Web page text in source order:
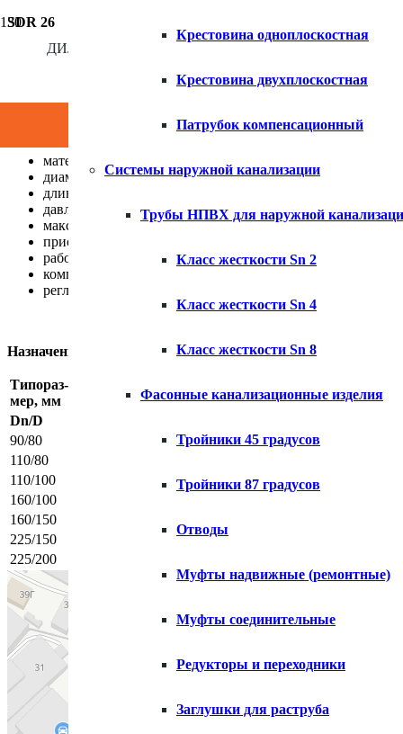
ДИЛЕР КОМПАНИИ ХЕМКОР
Крестовина одноплоскостная
Крестовина двухплоскостная
Патрубок компенсационный
Системы наружной канализации
Трубы НПВХ для наружной
Класс жесткости Sn 2
Класс жесткости Sn 4
Класс жесткости Sn 8
Фасонные канализационные изделия
Тройники 45 градусов
Тройники 87 градусов
Отводы
Муфты надвижные (ремонтные)
Муфты соединительные
Редукторы и переходники
Заглушки для раструба
SDR 26
Рабочее давление МОР 1,0 МПа
Возможно, имелся в виду
материал: НПВХ (непластифицированный
диаметр Dn: 110 мм, D: 100 мм;
длина L: 372 мм, L1: 180 мм;
давление PN: 1,0 МПа;
максимальная температура рабочей среды: до 50 °С;
присоединение: раструб/фланец;
рабочая среда: вода;
комплект поставки: в комплекте с уплотнительными
регламентирующие документы: ГОСТ Р 51613-2000, EN
Назначение : устройство разветвлений сетей трубопровода
Типораз­
мер, мм
Dn/D
90/80
110/80
110/100
160/100
160/150
225/150
225/200